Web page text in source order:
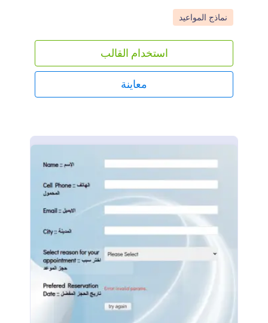
Go to Category:
نماذج المواعيد
استخدام القالب
معاينة